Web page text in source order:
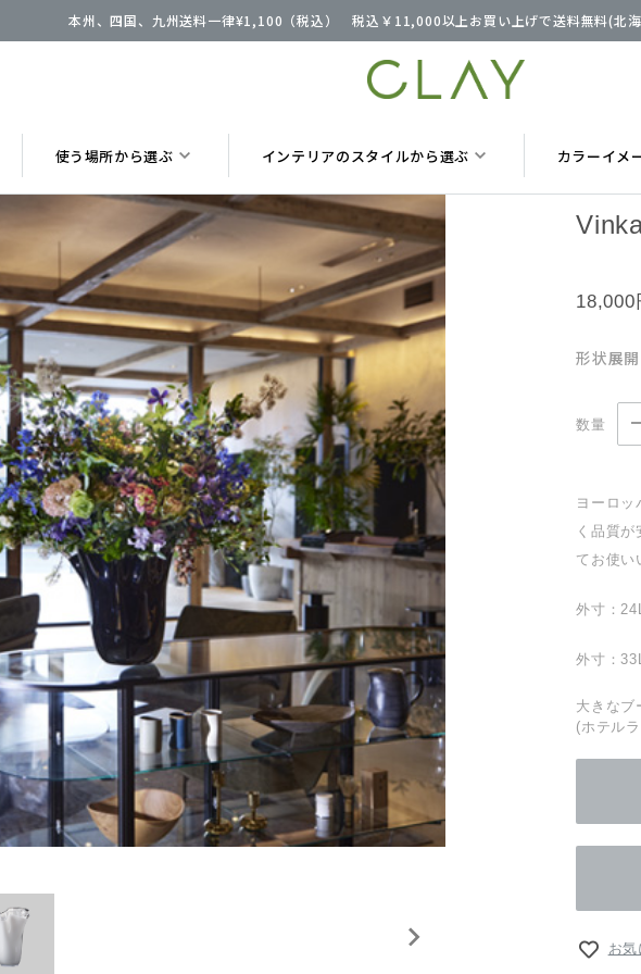
本州、四国、九州送料一律¥1,100（税込） 税込￥11,000以上お買い上げで送料無料(北海
使う場所から選ぶ インテリアのスタイルから選ぶ カラーイメ
18,000
形状展開
数量
ヨーロッ
く品質
てお使い
外寸：
外寸：
大きなブ
(ホテル
お